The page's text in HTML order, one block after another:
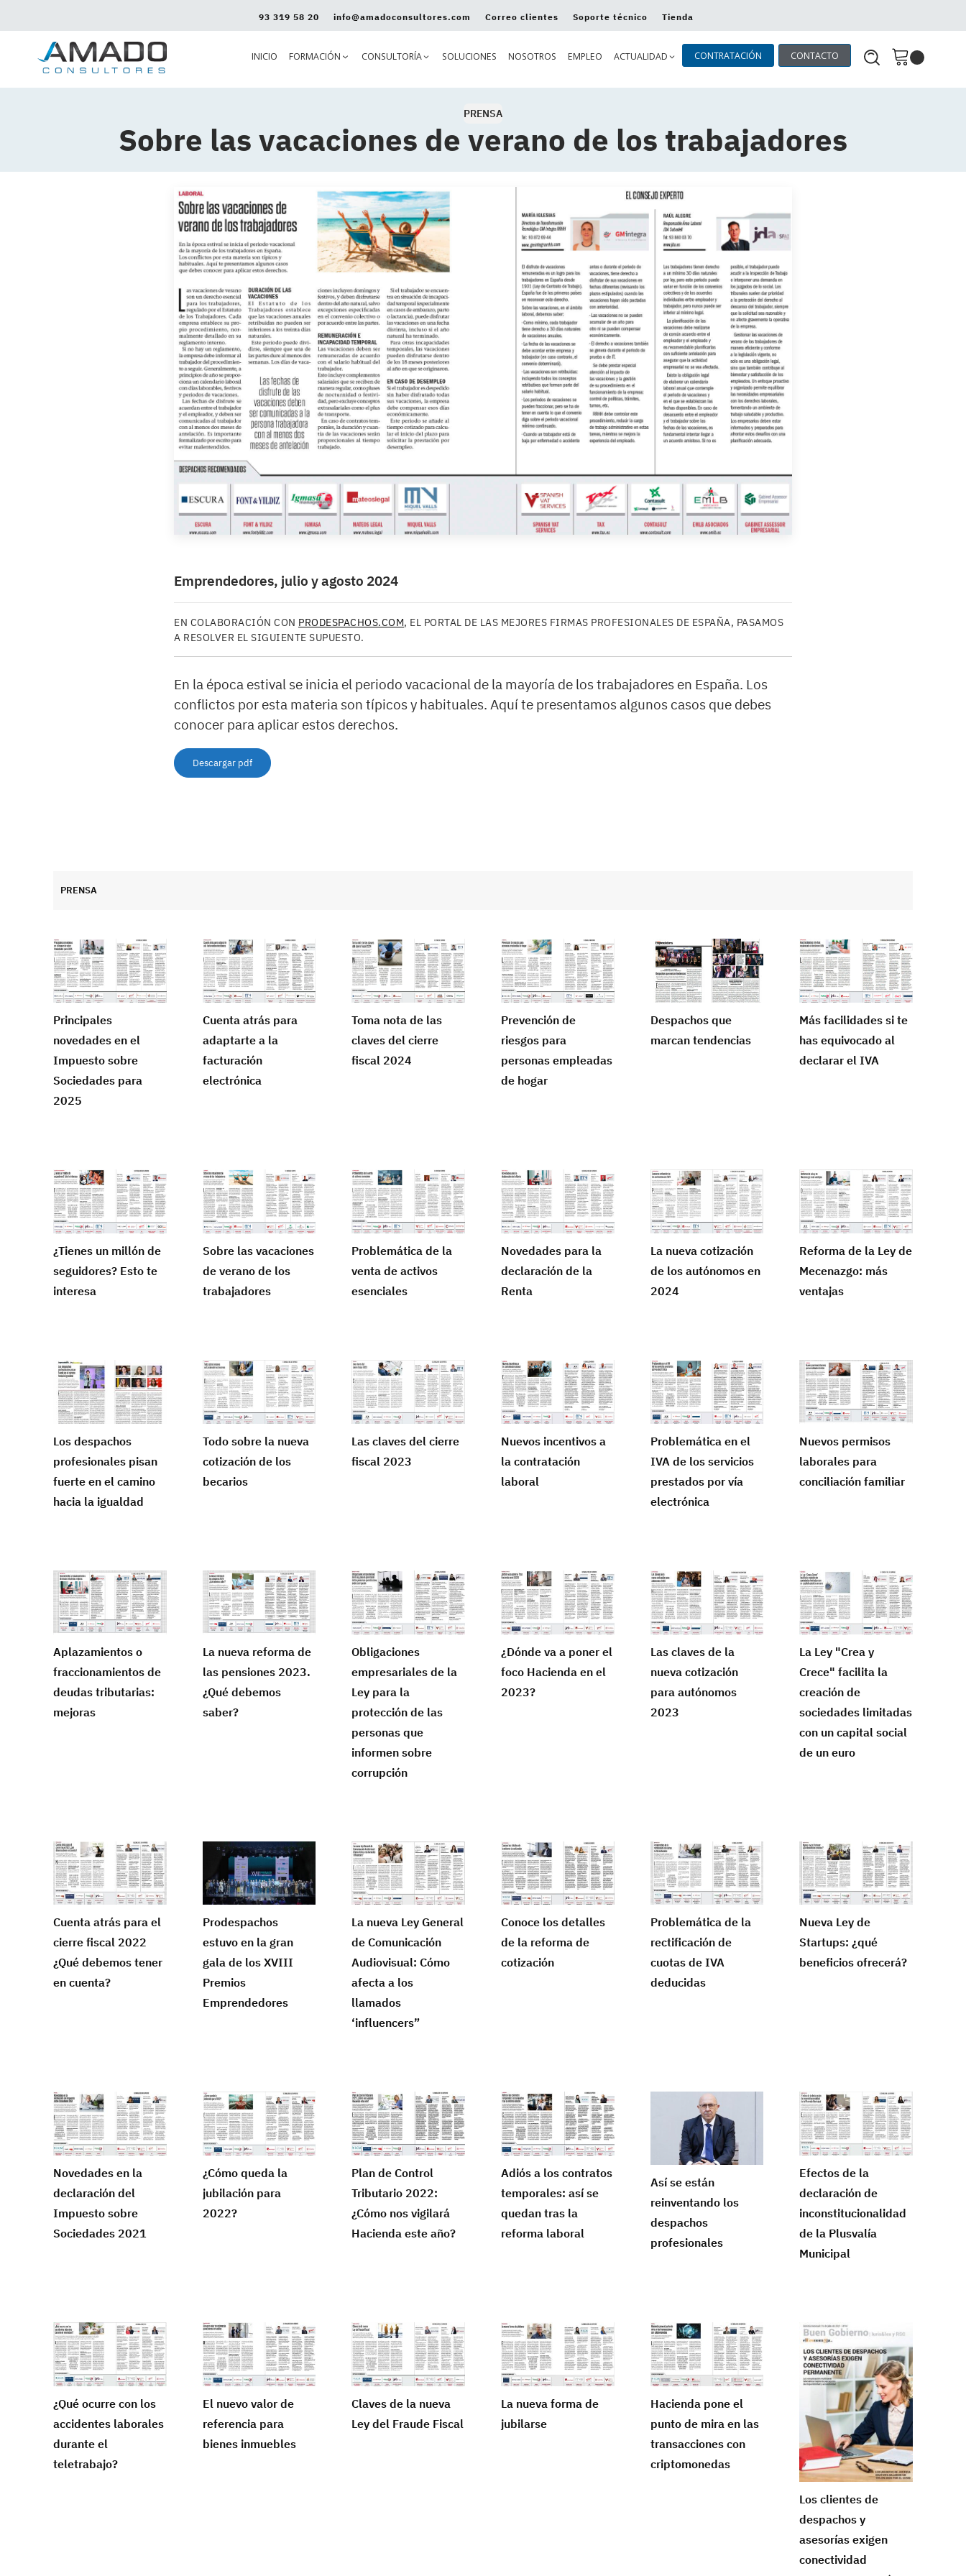
93 319 58 20 info@amadoconsultores.com Correo clientes Soporte técnico Tienda
INICIO FORMACIÓN CONSULTORÍA SOLUCIONES NOSOTROS EMPLEO ACTUALIDAD CONTRATACIÓN CONTACTO
PRENSA
Sobre las vacaciones de verano de los trabajadores
Emprendedores, julio y agosto 2024
EN COLABORACIÓN CON PRODESPACHOS.COM, EL PORTAL DE LAS MEJORES FIRMAS PROFESIONALES DE ESPAÑA, PASAMOS
A RESOLVER EL SIGUIENTE SUPUESTO.
En la época estival se inicia el periodo vacacional de la mayoría de los trabajadores en España. Los
conflictos por esta materia son típicos y habituales. Aquí te presentamos algunos casos que debes
conocer para aplicar estos derechos.
Descargar pdf
PRENSA
Principales
novedades en el
Impuesto sobre
Sociedades para
2025
Cuenta atrás para
adaptarte a la
facturación
electrónica
Toma nota de las
claves del cierre
fiscal 2024
Prevención de
riesgos para
personas empleadas
de hogar
Despachos que
marcan tendencias
Más facilidades si te
has equivocado al
declarar el IVA
¿Tienes un millón de
seguidores? Esto te
interesa
Sobre las vacaciones
de verano de los
trabajadores
Problemática de la
venta de activos
esenciales
Novedades para la
declaración de la
Renta
La nueva cotización
de los autónomos en
2024
Reforma de la Ley de
Mecenazgo: más
ventajas
Los despachos
profesionales pisan
fuerte en el camino
hacia la igualdad
Todo sobre la nueva
cotización de los
becarios
Las claves del cierre
fiscal 2023
Nuevos incentivos a
la contratación
laboral
Problemática en el
IVA de los servicios
prestados por vía
electrónica
Nuevos permisos
laborales para
conciliación familiar
Aplazamientos o
fraccionamientos de
deudas tributarias:
mejoras
La nueva reforma de
las pensiones 2023.
¿Qué debemos
saber?
Obligaciones
empresariales de la
Ley para la
protección de las
personas que
informen sobre
corrupción
¿Dónde va a poner el
foco Hacienda en el
2023?
Las claves de la
nueva cotización
para autónomos
2023
La Ley "Crea y
Crece" facilita la
creación de
sociedades limitadas
con un capital social
de un euro
Cuenta atrás para el
cierre fiscal 2022
¿Qué debemos tener
en cuenta?
Prodespachos
estuvo en la gran
gala de los XVIII
Premios
Emprendedores
La nueva Ley General
de Comunicación
Audiovisual: Cómo
afecta a los
llamados
‘influencers”
Conoce los detalles
de la reforma de
cotización
Problemática de la
rectificación de
cuotas de IVA
deducidas
Nueva Ley de
Startups: ¿qué
beneficios ofrecerá?
Novedades en la
declaración del
Impuesto sobre
Sociedades 2021
¿Cómo queda la
jubilación para
2022?
Plan de Control
Tributario 2022:
¿Cómo nos vigilará
Hacienda este año?
Adiós a los contratos
temporales: así se
quedan tras la
reforma laboral
Así se están
reinventando los
despachos
profesionales
Efectos de la
declaración de
inconstitucionalidad
de la Plusvalía
Municipal
¿Qué ocurre con los
accidentes laborales
durante el
teletrabajo?
El nuevo valor de
referencia para
bienes inmuebles
Claves de la nueva
Ley del Fraude Fiscal
La nueva forma de
jubilarse
Hacienda pone el
punto de mira en las
transacciones con
criptomonedas
Los clientes de
despachos y
asesorías exigen
conectividad